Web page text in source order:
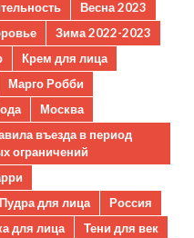
Весна 2023
Зима 2022-2023
Крем для лица
Марго Робби
Москва
въезда в период
ограничений
Пудра для лица
Россия
для лица
Тени для век